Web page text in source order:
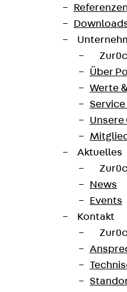
Referenzen
Über
Werte
Aktuelles
News
Events
Kontakt